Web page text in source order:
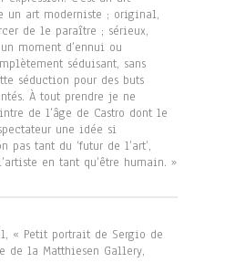
un art moderniste ; original,
de le paraître ; sérieux,
moment d’ennui ou
séduisant, sans
séduction pour des buts
À tout prendre je ne
de l’âge de Castro dont le
une idée si
pas tant du ‘futur de l’art’,
en tant qu’être humain. »
« Petit portrait de Sergio de
de la Matthiesen Gallery,